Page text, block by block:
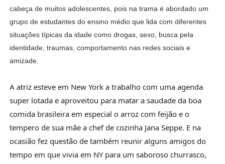
cabeça de muitos adolescentes, pois na trama é abordado um
grupo de estudantes do ensino médio que lida com diferentes
situações típicas da idade como drogas, sexo, busca pela
identidade, traumas, comportamento nas redes sociais e
amizade.
A atriz esteve em New York a trabalho com uma agenda
super lotada e aproveitou para matar a saudade da boa
comida brasileira em especial o arroz com feijão e o
tempero de sua mãe a chef de cozinha Jana Seppe. E na
ocasião fez questão de também reunir alguns amigos do
tempo em que vivia em NY para um saboroso churrasco,